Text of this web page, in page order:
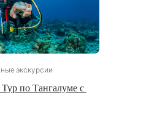
по Тангалуме с
экскурсии